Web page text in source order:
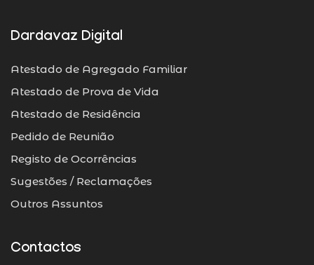
Dardavaz Digital
Atestado de Agregado Familiar
Atestado de Prova de Vida
Atestado de Residência
Pedido de Reunião
Registo de Ocorrências
Sugestões / Reclamações
Outros Assuntos
Contactos